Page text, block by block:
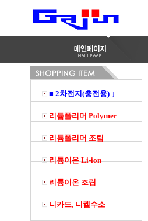
■ 2차전지(충전용) ↓
리튬폴리머 Polymer
리튬폴리머 조립
리튬이온 Li-ion
리튬이온 조립
니카드, 니켈수소